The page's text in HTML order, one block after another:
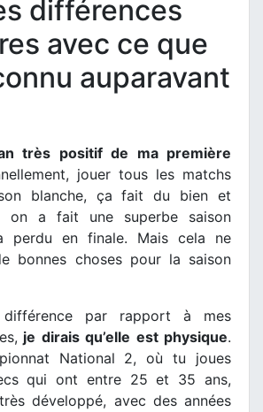
différences
avec ce que
auparavant
très positif de ma première
jouer tous les matchs
blanche, ça fait du bien et
on a fait une superbe saison
perdu en finale. Mais cela ne
bonnes choses pour la saison
différence par rapport à mes
je dirais qu’elle est physique.
National 2, où tu joues
qui ont entre 25 et 35 ans,
développé, avec des années